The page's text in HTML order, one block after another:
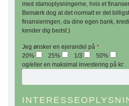
med stamoplysningerne, hvis et
Bemærk dog at det normalt er det
finansieringen, da dine egen bank,
kender dig bedst.)
Jeg ønsker en ejerandel på *
20%
25% 1/3
50%
og/eller en maksimal investering på kr: